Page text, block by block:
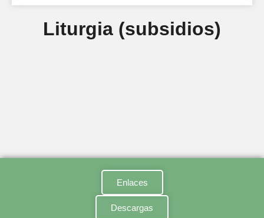
Liturgia (subsidios)
Enlaces
Descargas